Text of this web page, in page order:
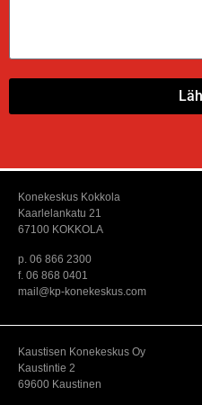
Konekeskus Kokkola
Kaarlelankatu 21
67100 KOKKOLA
p. 06 866 2300
f. 06 868 0401
mail@kp-konekeskus.com
Kaustisen Konekeskus Oy
Kaustintie 2
69600 Kaustinen